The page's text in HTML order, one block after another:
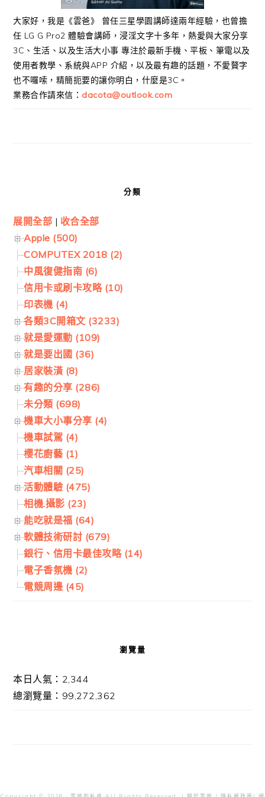
大家好，我是《雲爸》 曾任三星學園講師達兩年經驗，也曾擔
任 LG G Pro2 體驗會講師，浸淫文字十多年，熱愛與大家分享
3C、生活、以及生活大小事 專注於最新手機、平板、筆電以及
使用者教學、系統與APP 介紹，以及最有趣的話題，不愛贅字
也不囉嗦，精簡扼要的讓你明白，什麼是3C。
業務合作請來信： dacota@outlook.com
分類
展開全部 | 收合全部
Apple (500)
COMPUTEX 2018 (2)
中風復健指南 (6)
信用卡或刷卡攻略 (10)
印表機 (4)
各類3C開箱文 (3233)
就是愛運動 (109)
就是要出國 (36)
居家裝潢 (8)
有趣的分享 (286)
未分類 (698)
機車大小事分享 (4)
機車試駕 (4)
櫻花廚藝 (1)
汽車相關 (25)
活動體驗 (475)
相機.攝影 (23)
能吃就是福 (64)
軟體技術研討 (679)
銀行、信用卡最佳攻略 (14)
電子香氛機 (2)
電競周邊 (45)
瀏覽量
本日人氣：2,344
總瀏覽量：99,272,362